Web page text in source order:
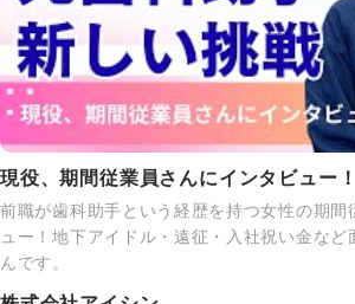
現役、期間従業員さんにインタビュー！
前職が歯科助手という経歴を持つ女性の期間
ュー！地下アイドル・遠征・入社祝い金など
んです。